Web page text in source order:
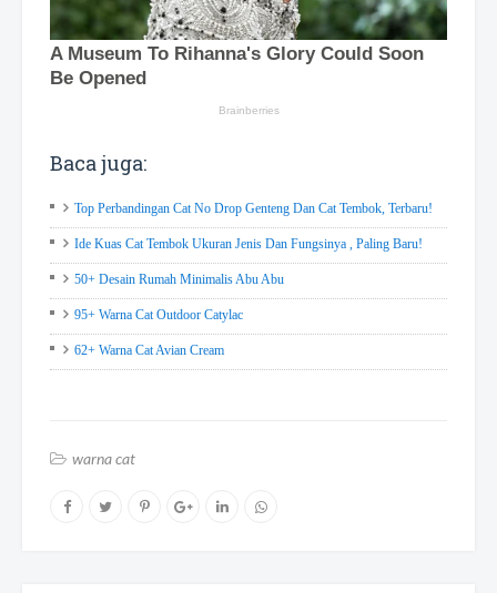
Baca juga:
Top Perbandingan Cat No Drop Genteng Dan Cat Tembok, Terbaru!
Ide Kuas Cat Tembok Ukuran Jenis Dan Fungsinya , Paling Baru!
50+ Desain Rumah Minimalis Abu Abu
95+ Warna Cat Outdoor Catylac
62+ Warna Cat Avian Cream
warna cat